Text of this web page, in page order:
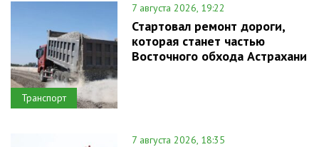
Транспорт
7 августа 2026, 19:22
Стартовал ремонт дороги,
которая станет частью
Восточного обхода Астрахани
7 августа 2026, 18:35